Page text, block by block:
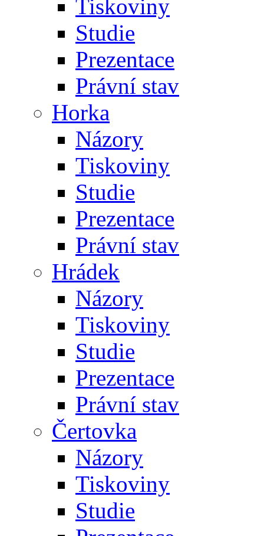
Tiskoviny
Studie
Prezentace
Právní stav
Horka
Názory
Tiskoviny
Studie
Prezentace
Právní stav
Hrádek
Názory
Tiskoviny
Studie
Prezentace
Právní stav
Čertovka
Názory
Tiskoviny
Studie